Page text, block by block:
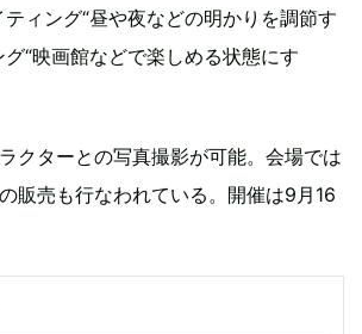
ティング“昼や夜などの明かりを調節す
グ“映画館などで楽しめる状態にす
クターとの写真撮影が可能。会場では
販売も行なわれている。開催は9月16